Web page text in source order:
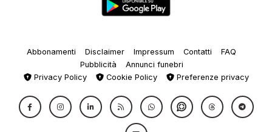
Abbonamenti Disclaimer Impressum Contatti
FAQ
Pubblicità
Annunci funebri
Privacy Policy
Cookie Policy Preferenze privacy